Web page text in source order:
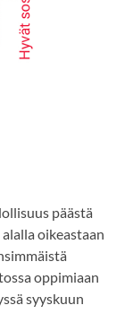
päästä
oikeastaan
oppimiaan
syyskuun